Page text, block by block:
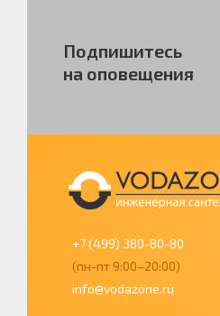
Подпишитесь
на оповещения
+7 (499) 380-80-80
(пн-пт 9:00–20:00)
info@vodazone.ru